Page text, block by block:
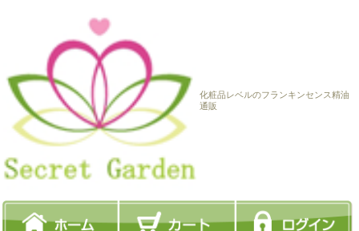
化粧品レベルのフランキンセンス精油
通販